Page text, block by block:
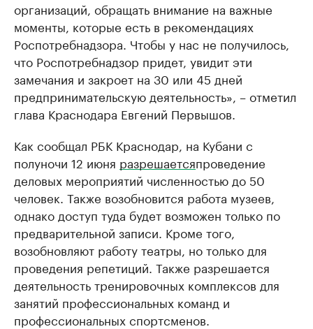
организаций, обращать внимание на важные
моменты, которые есть в рекомендациях
Роспотребнадзора. Чтобы у нас не получилось,
что Роспотребнадзор придет, увидит эти
замечания и закроет на 30 или 45 дней
предпринимательскую деятельность», – отметил
глава Краснодара Евгений Первышов.
Как сообщал РБК Краснодар, на Кубани с
полуночи 12 июня разрешаетсяпроведение
деловых мероприятий численностью до 50
человек. Также возобновится работа музеев,
однако доступ туда будет возможен только по
предварительной записи. Кроме того,
возобновляют работу театры, но только для
проведения репетиций. Также разрешается
деятельность тренировочных комплексов для
занятий профессиональных команд и
профессиональных спортсменов.